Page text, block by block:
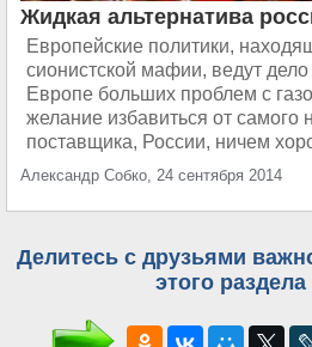
Жидкая альтернатива
Европейские политики,
сионистской мафии, ведут
Европе больших проблем с
желание избавиться от самого
поставщика, России, ничем
Александр Собко, 24 сентября 2014
Делитесь с друзьями
этого